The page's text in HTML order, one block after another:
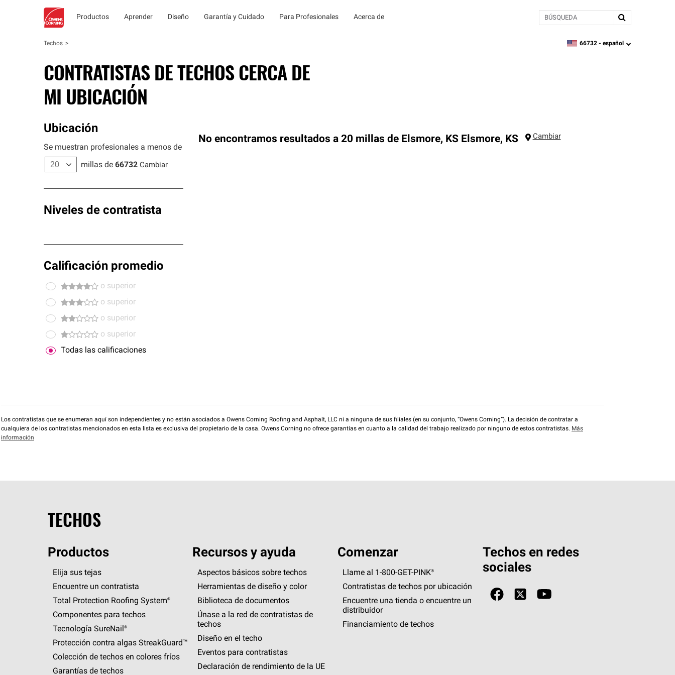
Productos Aprender Diseño Garantía y Cuidado Para Profesionales Acerca de BÚSQUEDA
Techos zipcode,language
66732 - español
CONTRATISTAS DE TECHOS CERCA DE
MI UBICACIÓN
Ubicación
Se muestran profesionales a menos de
millas de 66732 Cambiar
Niveles de contratista
Calificación promedio
o superior
o superior
o superior
o superior
Todas las calificaciones
No encontramos resultados a 20 millas de Elsmore, KS Elsmore, KS Cambiar
Los contratistas que se enumeran aquí son independientes y no están asociados a Owens Corning Roofing and Asphalt, LLC ni a ninguna de sus filiales (en su conjunto, “Owens Corning”). La decisión de contratar a
cualquiera de los contratistas mencionados en esta lista es exclusiva del propietario de la casa. Owens Corning no ofrece garantías en cuanto a la calidad del trabajo realizado por ninguno de estos contratistas. Más
información
TECHOS
Productos
Elija sus tejas
Encuentre un contratista
Total Protection Roofing System®
Componentes para techos
Tecnología SureNail®
Protección contra algas StreakGuard™
Colección de techos en colores fríos
Garantías de techos
Recursos y ayuda
Aspectos básicos sobre techos
Herramientas de diseño y color
Biblioteca de documentos
Únase a la red de contratistas de
techos
Diseño en el techo
Eventos para contratistas
Declaración de rendimiento de la UE
Comenzar
Llame al 1-800-GET -PINK®
Contratistas de techos por ubicación
Encuentre una tienda o encuentre un
distribuidor
Financiamiento de techos
Techos en redes
sociales